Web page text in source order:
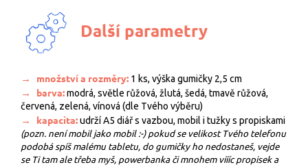
Další parametry
→ množství a rozměry: 1 ks, výška gumičky 2,5 cm
→ barva:modrá, světle růžová, žlutá, šedá, tmavě růžová,
červená, zelená, vínová (dle Tvého výběru)
→ kapacita:udrží A5 diář s vazbou, mobil i tužky s propiskami
(pozn. není mobil jako mobil :-) pokud se velikost Tvého telefonu
podobá spíš malému tabletu, do gumičky ho nedostaneš, vejde
se Ti tam ale třeba myš, powerbanka či mnohem víííc propisek a